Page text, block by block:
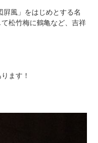
屛風」をはじめとする名
松竹梅に鶴亀など、吉祥
ます！